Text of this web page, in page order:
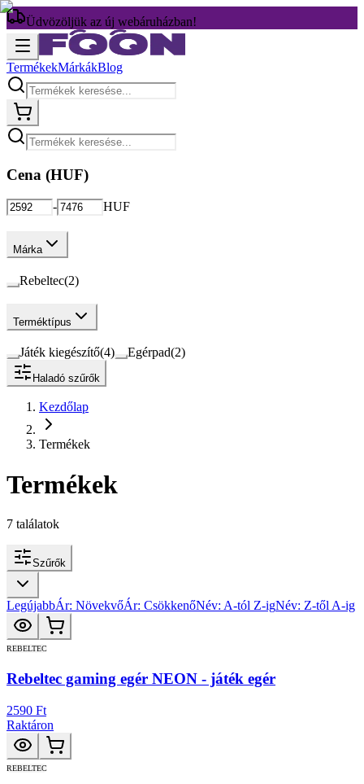
Üdvözöljük az új webáruházban!
TermékekMárkákBlog
Cena (HUF)
- HUF
Márka
Rebeltec(2)
Terméktípus
Játék kiegészítő(4) Egérpad(2)
Haladó szűrők
Kezdőlap
Termékek
Termékek
7 találatok
Szűrők
LegújabbÁr: NövekvőÁr: CsökkenőNév: A-tól Z-igNév: Z-től A-ig
REBELTEC
Rebeltec gaming egér NEON - játék egér
2590 Ft
Raktáron
REBELTEC